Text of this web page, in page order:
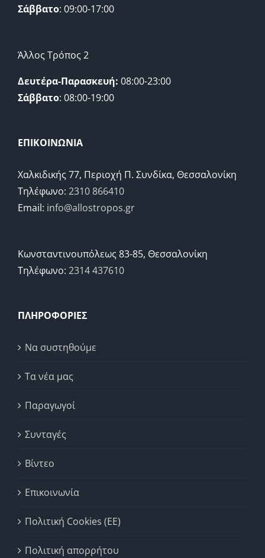
Σάββατο: 09:00-17:00
Άλλος Τρόπος 2
Δευτέρα-Παρασκευή: 08:00-23:00
Σάββατο: 08:00-19:00
ΕΠΙΚΟΙΝΩΝΙΑ
Χαλκιδικής 77, Περιοχή Π. Συνδίκα, Θεσσαλονίκη
Τηλέφωνο: 2310 866410
Email: info@allostropos.gr
Κωνσταντινουπόλεως 83-85, Θεσσαλονίκη
Τηλέφωνο: 2314 437610
ΠΛΗΡΟΦΟΡΙΕΣ
Να συστηθούμε
Τα νέα μας
Παραγωγοί
Συνταγές
Βίντεο
Επικοινωνία
Πολιτική Cookies (ΕΕ)
Πολιτική απορρήτου